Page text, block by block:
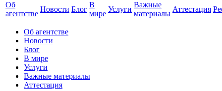
Об
агентстве
Новости Блог
В
мире
Услуги
Важные
материалы
Аттестация
Об агентстве
Новости
Блог
В мире
Услуги
Важные материалы
Аттестация